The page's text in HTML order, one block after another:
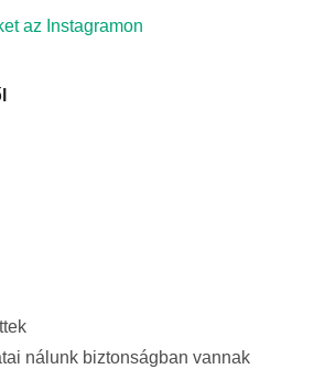
az Instagramon
nálunk biztonságban vannak